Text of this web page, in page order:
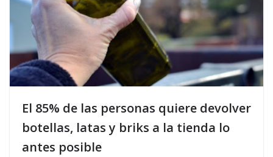
El 85% de las personas quiere devolver
botellas, latas y briks a la tienda lo
antes posible